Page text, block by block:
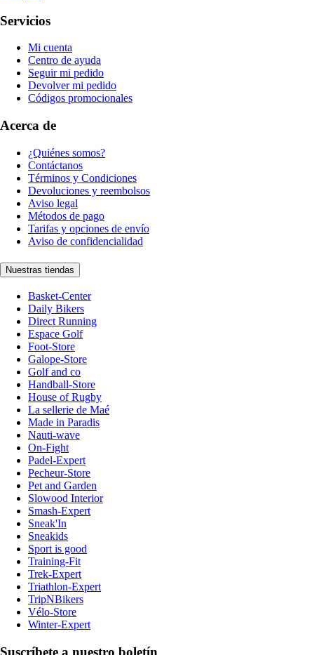
Servicios
Mi cuenta
Centro de ayuda
Seguir mi pedido
Devolver mi pedido
Códigos promocionales
Acerca de
¿Quiénes somos?
Contáctanos
Términos y Condiciones
Devoluciones y reembolsos
Aviso legal
Métodos de pago
Tarifas y opciones de envío
Aviso de confidencialidad
Nuestras tiendas
Basket-Center
Daily Bikers
Direct Running
Espace Golf
Foot-Store
Galope-Store
Golf and co
Handball-Store
House of Rugby
La sellerie de Maé
Made in Paradis
Nauti-wave
On-Fight
Padel-Expert
Pecheur-Store
Pet and Garden
Slowood Interior
Smash-Expert
Sneak'In
Sneakids
Sport is good
Training-Fit
Trek-Expert
Triathlon-Expert
TripNBikers
Vélo-Store
Winter-Expert
Suscríbete a nuestro boletín